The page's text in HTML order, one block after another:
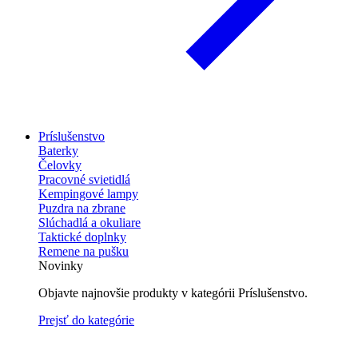
Príslušenstvo
Baterky
Čelovky
Pracovné svietidlá
Kempingové lampy
Puzdra na zbrane
Slúchadlá a okuliare
Taktické doplnky
Remene na pušku
Novinky
Objavte najnovšie produkty v kategórii Príslušenstvo.
Prejsť do kategórie